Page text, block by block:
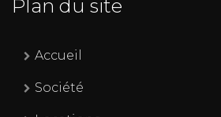
Plan du site
Accueil
Société